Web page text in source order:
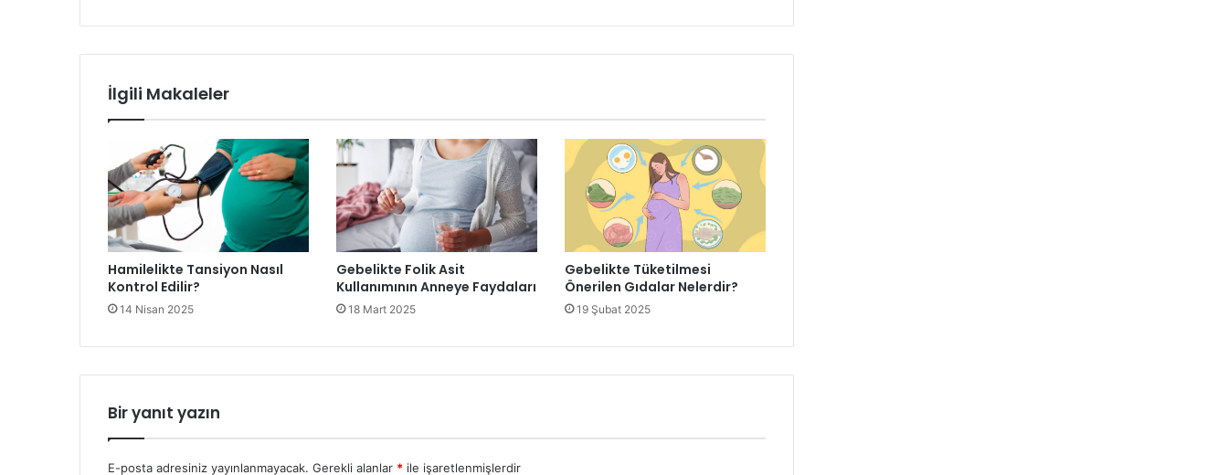
İlgili Makaleler
Hamilelikte Tansiyon Nasıl
Kontrol Edilir?
14 Nisan 2025
Gebelikte Folik Asit
Kullanımının Anneye Faydaları
18 Mart 2025
Gebelikte Tüketilmesi
Önerilen Gıdalar Nelerdir?
19 Şubat 2025
Bir yanıt yazın
E-posta adresiniz yayınlanmayacak. Gerekli alanlar * ile işaretlenmişlerdir